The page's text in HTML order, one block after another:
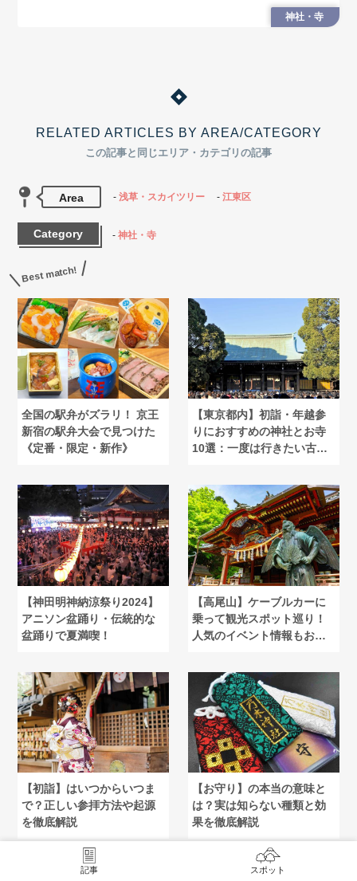
神社・寺
RELATED ARTICLES BY AREA/CATEGORY
この記事と同じエリア・カテゴリの記事
Area 浅草・スカイツリー 江東区
Category 神社・寺
Best match!
全国の駅弁がズラリ！ 京王
新宿の駅弁大会で見つけた
《定番・限定・新作》
【東京都内】初詣・年越参
りにおすすめの神社とお寺
10選：一度は行きたい古
【神田明神納涼祭り2024】
アニソン盆踊り・伝統的な
盆踊りで夏満喫！
【高尾山】ケーブルカーに
乗って観光スポット巡り！
人気のイベント情報もお届
【初詣】はいつからいつま
で？正しい参拝方法や起源
を徹底解説
【お守り】の本当の意味と
は？実は知らない種類と効
果を徹底解説
記事 スポット